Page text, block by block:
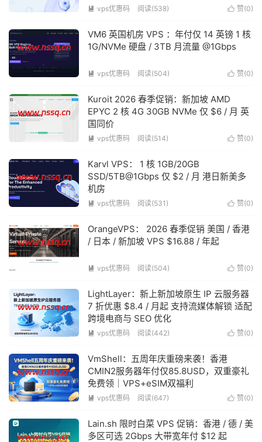
 赞(0)
 vps优惠码 阅读(538)
VM6 英国机房 VPS ：年付仅 14 英镑 1 核
1G/NVMe 硬盘 / 3TB 月流量 @1Gbps
 赞(0)
 vps优惠码 阅读(504)
Kuroit 2026 春季促销：新加坡 AMD
EPYC 2 核 4G 30GB NVMe 仅 $6 / 月 英
国同价
 赞(0)
 vps优惠码 阅读(514)
Karvl VPS： 1 核 1GB/20GB
SSD/5TB@1Gbps 仅 $2 / 月 港日新美多
机房
 赞(0)
 vps优惠码 阅读(531)
OrangeVPS： 2026 春季促销 美国 / 香港
/ 日本 / 新加坡 VPS $16.88 / 年起
 赞(0)
 vps优惠码 阅读(504)
LightLayer：新上新加坡原生 IP 云服务器
7 折优惠 $8.4 / 月起 支持流媒体解锁 适配
跨境电商与 SEO 优化
 赞(0)
 vps优惠码 阅读(442)
VmShell：五周年庆重磅来袭！香港
CMIN2服务器年付仅85.8USD，双重豪礼
免费领｜VPS+eSIM双福利
 赞(0)
 vps优惠码 阅读(647)
Lain.sh 限时白菜 VPS 促销：香港 / 德 / 美
多区可选 2Gbps 大带宽年付 $12 起